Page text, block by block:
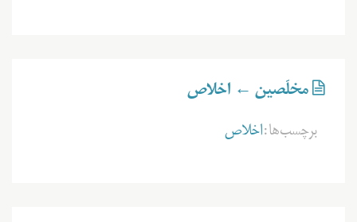
مخلَصین ← اخلاص
برچسب‌ها:اخلاص